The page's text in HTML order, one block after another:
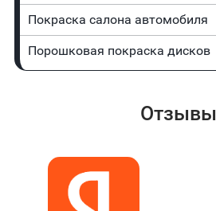
Покраска салона автомобиля
Порошковая покраска дисков
Отзывы